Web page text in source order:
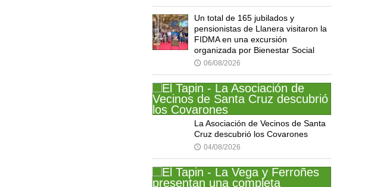
Un total de 165 jubilados y
pensionistas de Llanera visitaron la
FIDMA en una excursión
organizada por Bienestar Social
🕔 06/08/2026
La Asociación de Vecinos de Santa
Cruz descubrió los Covarones
🕔 04/08/2026